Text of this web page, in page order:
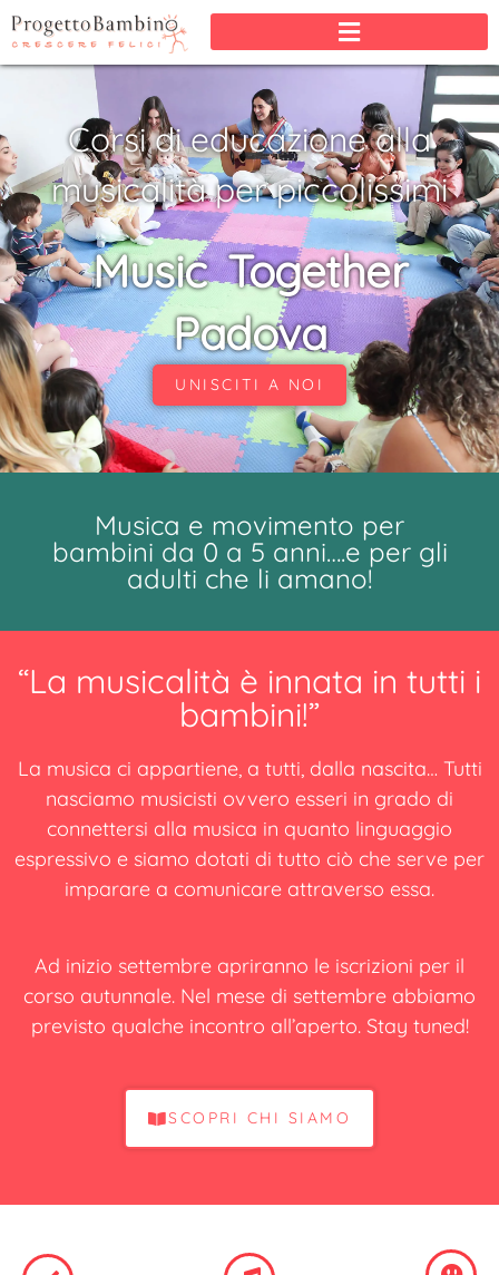
Corsi di educazione alla
musicalità per piccolissimi
Music Together
Padova
UNISCITI A NOI
Musica e movimento per
bambini da 0 a 5 anni….e per gli
adulti che li amano!
“La musicalità è innata in tutti i
bambini!”
La musica ci appartiene, a tutti, dalla nascita… Tutti
nasciamo musicisti ovvero esseri in grado di
connettersi alla musica in quanto linguaggio
espressivo e siamo dotati di tutto ciò che serve per
imparare a comunicare attraverso essa.
Ad inizio settembre apriranno le iscrizioni per il
corso autunnale. Nel mese di settembre abbiamo
previsto qualche incontro all’aperto. Stay tuned!
SCOPRI CHI SIAMO